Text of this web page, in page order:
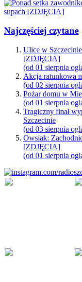
Najczęściej czytane
Ulice w
[ZDJĘCIA]
(od 01 sierpnia
Akcja ratunkowa
(od 02 sierpnia
Pożar domu w
(od 01 sierpnia
Tragiczny finał
Szczecinie
(od 03 sierpnia
Owsiak:
[ZDJĘCIA]
(od 01 sierpnia